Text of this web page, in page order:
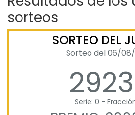
sorteos
SORTEO DEL
Sorteo del 06/
Serie: 0 -